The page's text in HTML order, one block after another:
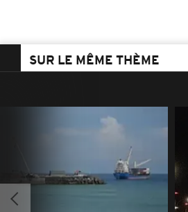
SUR LE MÊME THÈME